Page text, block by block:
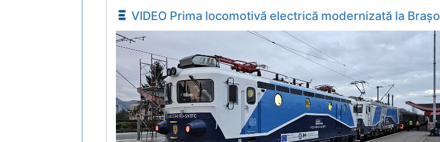
VIDEO Prima locomotivă electrică modernizată la Brașov prin PNRR a fost predată azi CFR Călători - Economica.net